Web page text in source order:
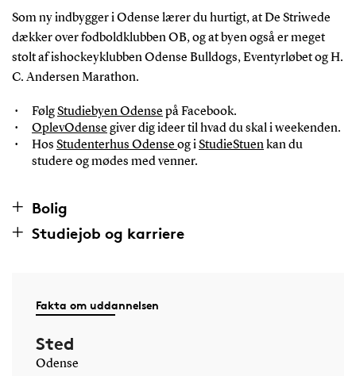
Som ny indbygger i Odense lærer du hurtigt, at De Striwede
dækker over fodboldklubben OB, og at byen også er meget
stolt af ishockeyklubben Odense Bulldogs, Eventyrløbet og H.
C. Andersen Marathon.
FølgStudiebyen Odense på Facebook.
OplevOdense giver dig ideer til hvad du skal i weekenden.
Hos Studenterhus Odense og iStudieStuenkan du
studere og mødes med venner.
Bolig
Studiejob og karriere
Fakta om uddannelsen
Sted
Odense